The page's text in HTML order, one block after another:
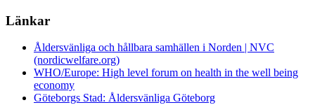
Länkar
Åldersvänliga och hållbara samhällen i Norden | NVC
(nordicwelfare.org)
WHO/Europe: High level forum on health in the well being
economy
Göteborgs Stad: Åldersvänliga Göteborg